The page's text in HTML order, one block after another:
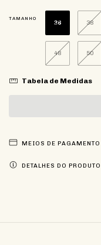
TAMANHO
36 38
48 50
Tabela de Medidas
MEIOS DE PAGAMENTO
DETALHES DO PRODUTO